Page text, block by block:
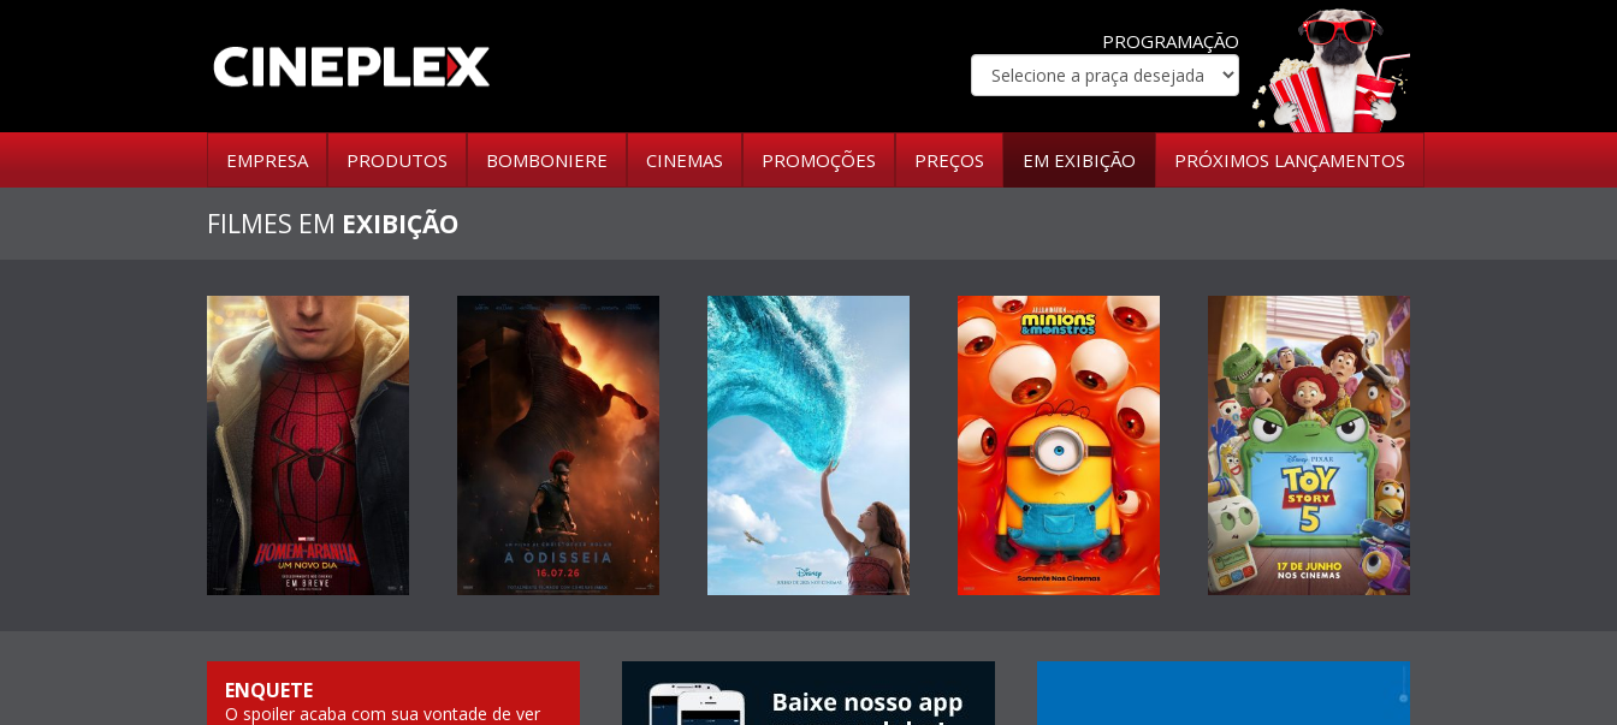
PROGRAMAÇÃO
EMPRESA PRODUTOS BOMBONIERE CINEMAS PROMOÇÕES PREÇOS EM EXIBIÇÃO PRÓXIMOS LANÇAMENTOS
FILMES EM EXIBIÇÃO
ENQUETE
O spoiler acaba com sua vontade de ver